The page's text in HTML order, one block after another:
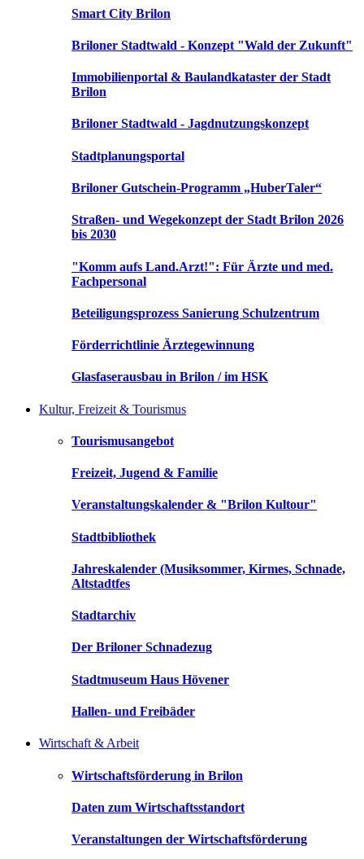
Smart City Brilon
Briloner Stadtwald - Konzept "Wald der Zukunft"
Immobilienportal & Baulandkataster der Stadt
Brilon
Briloner Stadtwald - Jagdnutzungskonzept
Stadtplanungsportal
Briloner Gutschein-Programm „HuberTaler“
Straßen- und Wegekonzept der Stadt Brilon 2026
bis 2030
"Komm aufs Land.Arzt!": Für Ärzte und med.
Fachpersonal
Beteiligungsprozess Sanierung Schulzentrum
Förderrichtlinie Ärztegewinnung
Glasfaserausbau in Brilon / im HSK
Kultur, Freizeit & Tourismus
Tourismusangebot
Freizeit, Jugend & Familie
Veranstaltungskalender & "Brilon Kultour"
Stadtbibliothek
Jahreskalender (Musiksommer, Kirmes, Schnade,
Altstadtfes
Stadtarchiv
Der Briloner Schnadezug
Stadtmuseum Haus Hövener
Hallen- und Freibäder
Wirtschaft & Arbeit
Wirtschaftsförderung in Brilon
Daten zum Wirtschaftsstandort
Veranstaltungen der Wirtschaftsförderung